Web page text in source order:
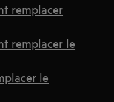
remplacer
remplacer le
le